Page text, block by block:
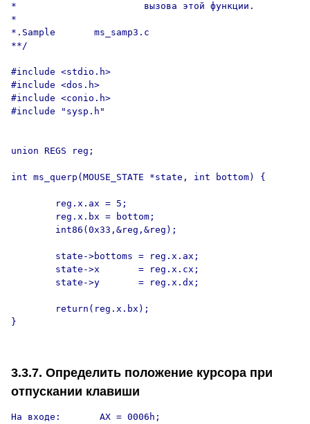
*                       вызова этой функции.
*
*.Sample       ms_samp3.c
**/
#include <stdio.h>
#include <dos.h>
#include <conio.h>
#include "sysp.h"
union REGS reg;
int ms_querp(MOUSE_STATE *state, int bottom) {
        reg.x.ax = 5;
        reg.x.bx = bottom;
        int86(0x33,&reg,&reg);
        state->bottoms = reg.x.ax;
        state->x       = reg.x.cx;
        state->y       = reg.x.dx;
        return(reg.x.bx);
}
3.3.7. Определить положение курсора при
отпускании клавиши
На входе:       AX = 0006h;